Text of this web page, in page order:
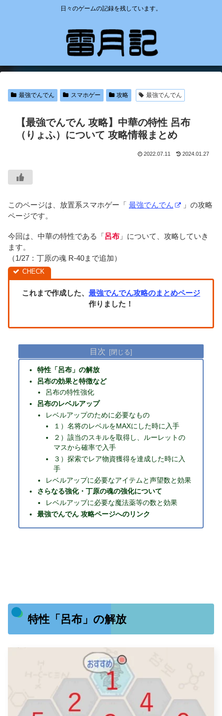
日々のゲームの記録を残しています。
最強でんでん スマホゲー 攻略 最強でんでん
【最強でんでん 攻略】中華の特性 呂布
（りょふ）について 攻略情報まとめ
2022.07.11 2024.01.27
このページは、放置系スマホゲー「 最強でんでん
」の攻略
ページです。
今回は、中華の特性である「呂布 」について、攻略していき
ます。
（1/27：丁原の魂 R-40まで追加）
これまで作成した、 最強でんでん攻略のまとめページ
作りました！
目次
特性「呂布」の解放
呂布の効果と特徴など
呂布の特性強化
呂布のレベルアップ
レベルアップのために必要なもの
１）名将のレベルをMAXにした時に入手
２）該当のスキルを取得し、ルーレットの
マスから確率で入手
３）探索でレア物資獲得を達成した時に入
手
レベルアップに必要なアイテムと声望数と効果
さらなる強化・丁原の魂の強化について
レベルアップに必要な魔法薬等の数と効果
最強でんでん 攻略ページへのリンク
特性「呂布」の解放